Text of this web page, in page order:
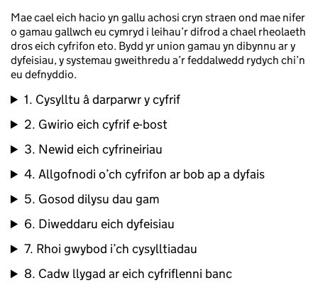
Mae cael eich hacio yn gallu achosi cryn straen ond mae nifer
o gamau gallwch eu cymryd i leihau’r difrod a chael rheolaeth
dros eich cyfrifon eto. Bydd yr union gamau yn dibynnu ar y
dyfeisiau, y systemau gweithredu a’r feddalwedd rydych chi’n
eu defnyddio.
1. Cysylltu â darparwr y cyfrif
2. Gwirio eich cyfrif e-bost
3. Newid eich cyfrineiriau
4. Allgofnodi o’ch cyfrifon ar bob ap a dyfais
5. Gosod dilysu dau gam
6. Diweddaru eich dyfeisiau
7. Rhoi gwybod i’ch cysylltiadau
8. Cadw llygad ar eich cyfriflenni banc